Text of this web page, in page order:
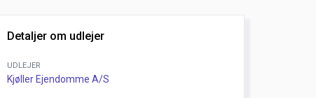
Detaljer om udlejer
UDLEJER
Kjøller Ejendomme A/S